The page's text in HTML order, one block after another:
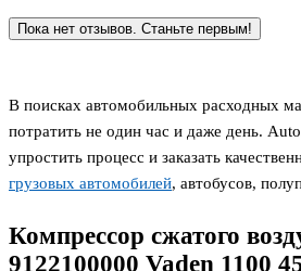
Пока нет отзывов. Станьте первым!
В поисках автомобильных расходных
потратить не один час и даже день.
упростить процесс и заказать
грузовых автомобилей, автобусов,
Компрессор сжатого
9122100000 Vaden 1100